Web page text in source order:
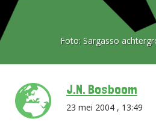
Foto: Sargasso
J.N. Bosboom
23 mei 2004 , 13:49